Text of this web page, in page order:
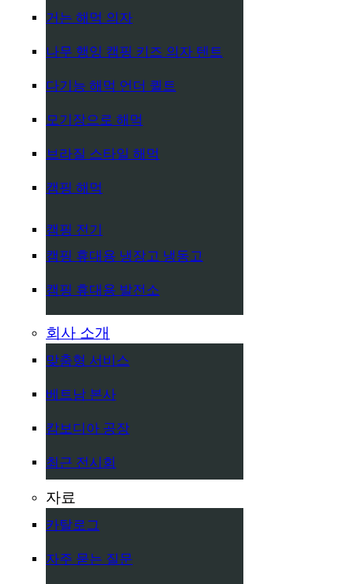
거는 해먹 의자
나무 행잉 캠핑 키즈 의자 텐트
다기능 해먹 언더 퀼트
모기장으로 해먹
브라질 스타일 해먹
캠핑 해먹
캠핑 전기
캠핑 휴대용 냉장고 냉동고
캠핑 휴대용 발전소
회사 소개
맞춤형 서비스
베트남 본사
캄보디아 공장
최근 전시회
자료
카탈로그
자주 묻는 질문